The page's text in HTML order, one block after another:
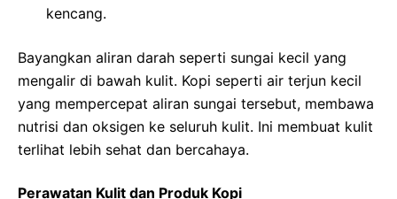
kencang.
Bayangkan aliran darah seperti sungai kecil yang
mengalir di bawah kulit. Kopi seperti air terjun kecil
yang mempercepat aliran sungai tersebut, membawa
nutrisi dan oksigen ke seluruh kulit. Ini membuat kulit
terlihat lebih sehat dan bercahaya.
Perawatan Kulit dan Produk Kopi